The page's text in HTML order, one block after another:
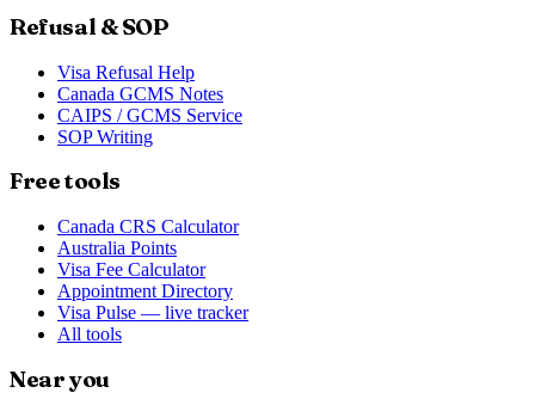
Refusal & SOP
Visa Refusal Help
Canada GCMS Notes
CAIPS / GCMS Service
SOP Writing
Free tools
Canada CRS Calculator
Australia Points
Visa Fee Calculator
Appointment Directory
Visa Pulse — live tracker
All tools
Near you